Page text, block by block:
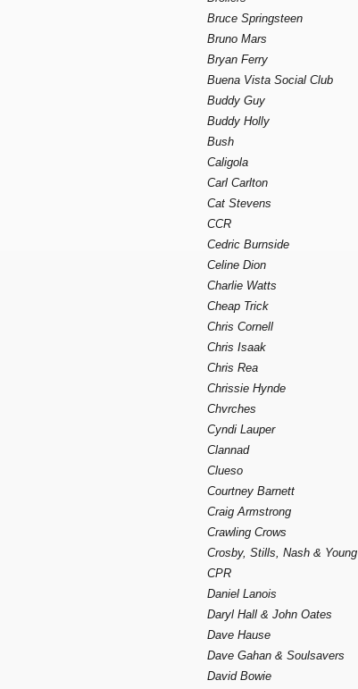
Bruce Springsteen
Bruno Mars
Bryan Ferry
Buena Vista Social Club
Buddy Guy
Buddy Holly
Bush
Caligola
Carl Carlton
Cat Stevens
CCR
Cedric Burnside
Celine Dion
Charlie Watts
Cheap Trick
Chris Cornell
Chris Isaak
Chris Rea
Chrissie Hynde
Chvrches
Cyndi Lauper
Clannad
Clueso
Courtney Barnett
Craig Armstrong
Crawling Crows
Crosby, Stills, Nash & Young
CPR
Daniel Lanois
Daryl Hall & John Oates
Dave Hause
Dave Gahan & Soulsavers
David Bowie